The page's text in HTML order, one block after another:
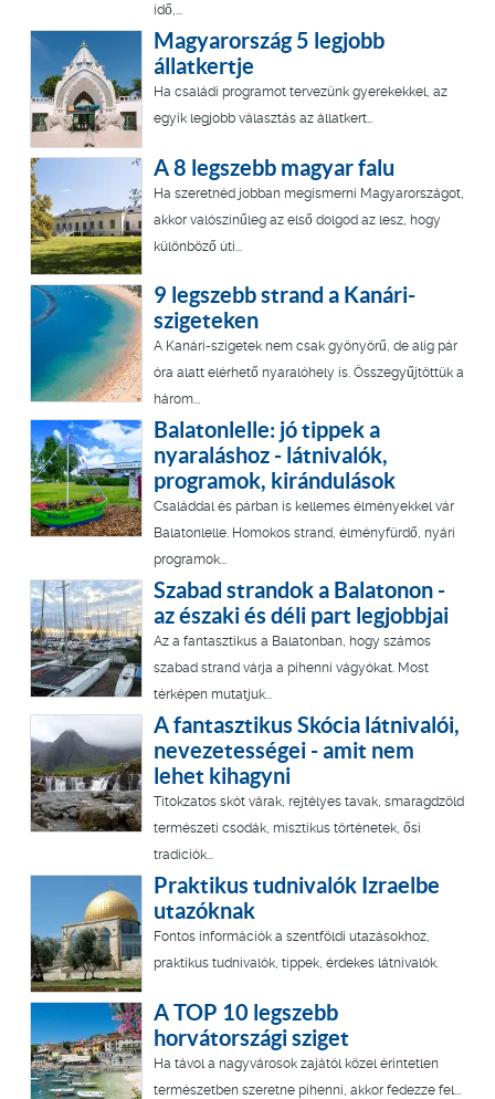
idő,...
Magyarország 5 legjobb
állatkertje
Ha családi programot tervezünk gyerekekkel, az
egyik legjobb választás az állatkert…
A 8 legszebb magyar falu
Ha szeretnéd jobban megismerni Magyarországot,
akkor valószínűleg az első dolgod az lesz, hogy
különböző úti...
9 legszebb strand a Kanári-
szigeteken
A Kanári-szigetek nem csak gyönyörű, de alig pár
óra alatt elérhető nyaralóhely is. Összegyűjtöttük a
három...
Balatonlelle: jó tippek a
nyaraláshoz - látnivalók,
programok, kirándulások
Családdal és párban is kellemes élményekkel vár
Balatonlelle. Homokos strand, élményfürdő, nyári
programok...
Szabad strandok a Balatonon -
az északi és déli part legjobbjai
Az a fantasztikus a Balatonban, hogy számos
szabad strand várja a pihenni vágyókat. Most
térképen mutatjuk...
A fantasztikus Skócia látnivalói,
nevezetességei - amit nem
lehet kihagyni
Titokzatos skót várak, rejtélyes tavak, smaragdzöld
természeti csodák, misztikus történetek, ősi
tradíciók...
Praktikus tudnivalók Izraelbe
utazóknak
Fontos információk a szentföldi utazásokhoz,
praktikus tudnivalók, tippek, érdekes látnivalók.
A TOP 10 legszebb
horvátországi sziget
Ha távol a nagyvárosok zajától közel érintetlen
természetben szeretne pihenni, akkor fedezze fel...